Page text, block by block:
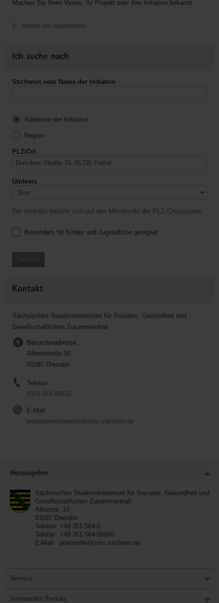
Machen Sie Ihren Verein, Ihr Projekt oder Ihre Initiative bekannt.
Verein neu registrieren
Ich suche nach
Stichwort oder Name der Initiative
Addresse der Initiative
Region
PLZ/Ort
Umkreis
Der Umkreis bezieht sich auf den Mittelpunkt der PLZ-/Ortsangabe.
Besonders für Kinder und Jugendliche geeignet
Suchen
Kontakt
Sächsisches Staatsministerium für Soziales, Gesundheit und
Gesellschaftlichen Zusammenhalt
Besucheradresse:
Albertstraße 10
01097 Dresden
Telefon:
0351 564-58611
E-Mail
engagementboerse@sms.sachsen.de
Herausgeber
Sächsisches Staatsministerium für Soziales, Gesundheit und
Gesellschaftlichen Zusammenhalt
Albertstr. 10
01097 Dresden
Telefon: +49 351 564-0
Telefax: +49 351 564-55060
E-Mail:
poststelle@sms.sachsen.de
Service
Verwandte Portale